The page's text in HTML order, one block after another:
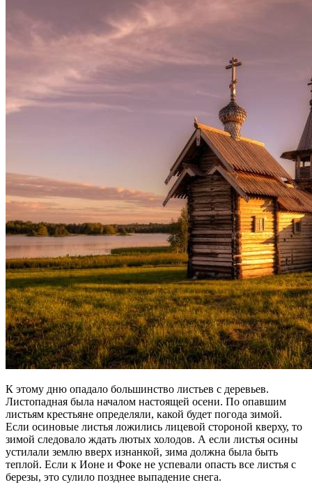
К этому дню опадало большинство листьев с деревьев.
Листопадная была началом настоящей осени. По опавшим
листьям крестьяне определяли, какой будет погода зимой.
Если осиновые листья ложились лицевой стороной кверху, то
зимой следовало ждать лютых холодов. А если листья осины
устилали землю вверх изнанкой, зима должна была быть
теплой. Если к Ионе и Фоке не успевали опасть все листья с
березы, это сулило позднее выпадение снега.